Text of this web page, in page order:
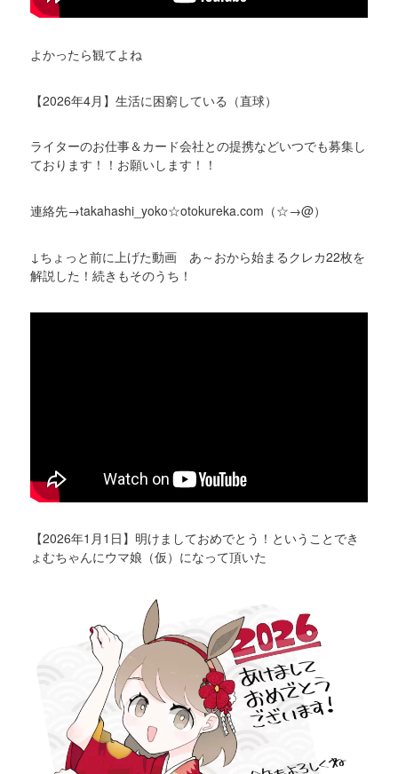
よかったら観てよね
【2026年4月】生活に困窮している（直球）
ライターのお仕事＆カード会社との提携などいつでも募集し
ております！！お願いします！！
連絡先→takahashi_yoko☆otokureka.com（☆→@）
↓ちょっと前に上げた動画 あ～おから始まるクレカ22枚を
解説した！続きもそのうち！
【2026年1月1日】明けましておめでとう！ということでき
ょむちゃんにウマ娘（仮）になって頂いた